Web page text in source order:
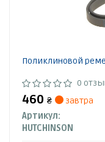
Поликлиновой
0
460 ₴
завтра
Артикул:
HUTCHINSON